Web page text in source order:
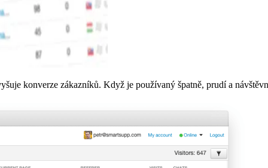
konverze zákazníků. Když je používaný špatně, prudí a